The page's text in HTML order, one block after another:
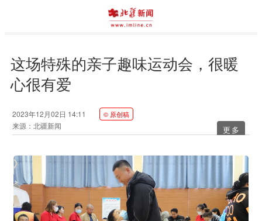
这场特殊的亲子趣味运动会，很暖
心很有爱
2023年12月02日 14:11
来源：北疆新闻
© 原创稿
更多